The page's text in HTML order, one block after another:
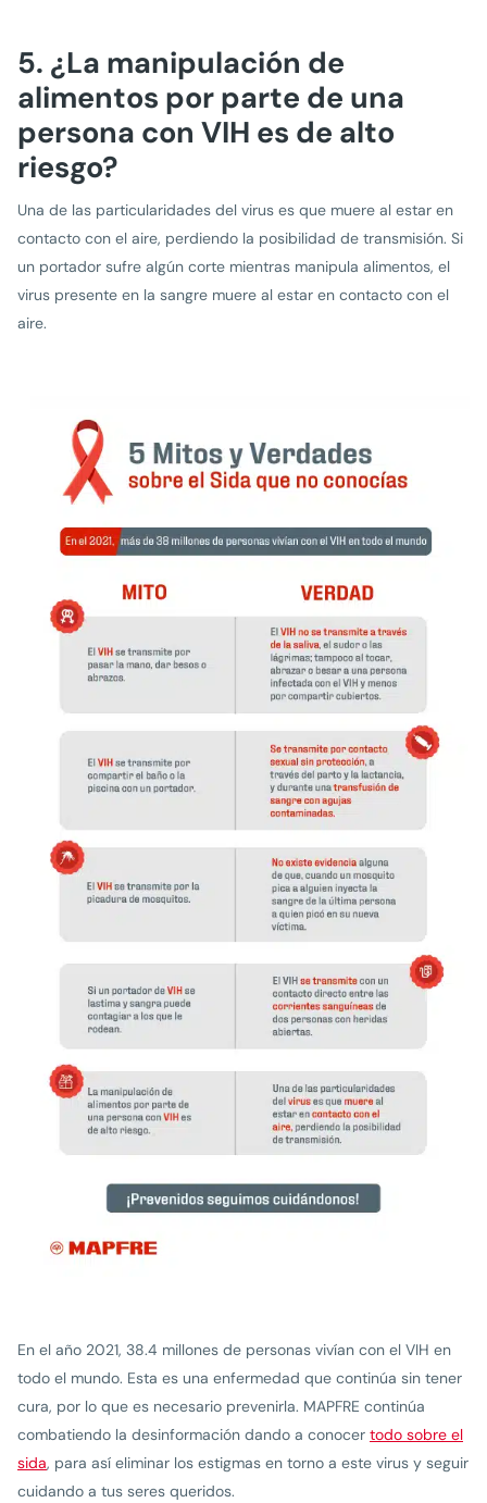
5. ¿La manipulación de
alimentos por parte de una
persona con VIH es de alto
riesgo?
Una de las particularidades del virus es que muere al estar en
contacto con el aire, perdiendo la posibilidad de transmisión. Si
un portador sufre algún corte mientras manipula alimentos, el
virus presente en la sangre muere al estar en contacto con el
aire.
En el año 2021, 38.4 millones de personas vivían con el VIH en
todo el mundo. Esta es una enfermedad que continúa sin tener
cura, por lo que es necesario prevenirla. MAPFRE continúa
combatiendo la desinformación dando a conocer todo sobre el
sida, para así eliminar los estigmas en torno a este virus y seguir
cuidando a tus seres queridos.